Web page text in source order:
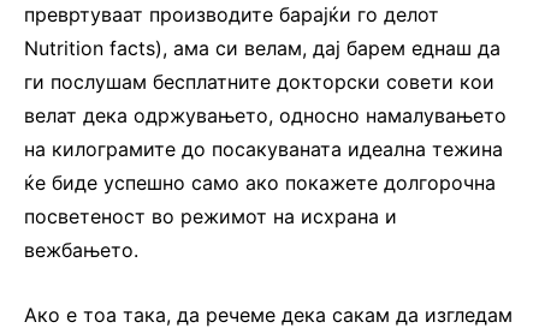
превртуваат производите барајќи го делот
Nutrition facts), ама си велам, дај барем еднаш да
ги послушам бесплатните докторски совети кои
велат дека одржувањето, односно намалувањето
на килограмите до посакуваната идеална тежина
ќе биде успешно само ако покажете долгорочна
посветеност во режимот на исхрана и
вежбањето.
Ако е тоа така, да речеме дека сакам да изгледам